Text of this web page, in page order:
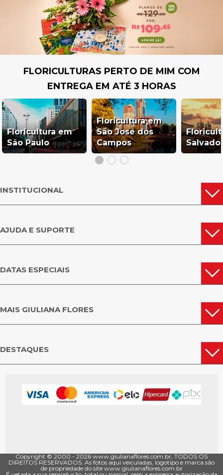
FLORICULTURAS PERTO DE MIM COM
ENTREGA EM ATÉ 3 HORAS
Floricultura em
São Paulo
Floricultura em
São José dos
Campos
INSTITUCIONAL
AJUDA E SUPORTE
DATAS ESPECIAIS
MAIS GIULIANA FLORES
DESTAQUES
Copyright © 2000 - ­2026 www.giulianaflores.com.br, TODOS OS
DIREITOS RESERVADOS. As fotos aqui veiculadas, logotipo e marca são
de propriedade do site www.giulianaflores.com.br